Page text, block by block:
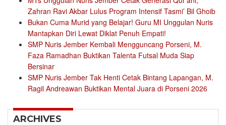
Zahran Ravi Akbar Lulus Program Intensif Tasmi’ Bil Ghoib
Bukan Cuma Murid yang Belajar! Guru MI Unggulan Nuris
Mantapkan Diri Lewat Diklat Penuh Empati!
SMP Nuris Jember Kembali Mengguncang Porseni, M.
Faza Ramadhan Buktikan Talenta Futsal Muda Siap
Bersinar
SMP Nuris Jember Tak Henti Cetak Bintang Lapangan, M.
Ragil Andreawan Buktikan Mental Juara di Porseni 2026
ARCHIVES